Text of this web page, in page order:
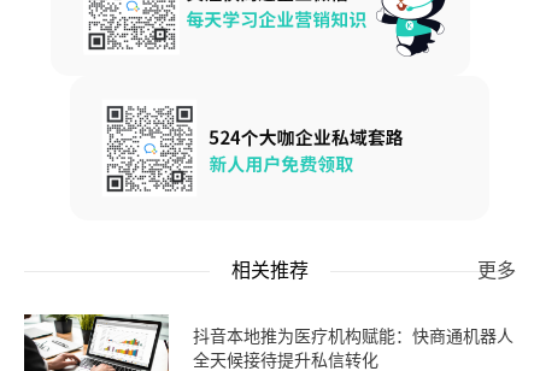
相关推荐 更多
抖音本地推为医疗机构赋能：快商通机器人
全天候接待提升私信转化